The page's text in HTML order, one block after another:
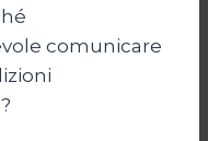
comunicare